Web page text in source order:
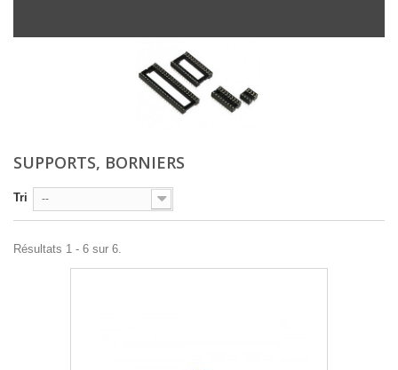
SUPPORTS, BORNIERS
Tri --
Résultats 1 - 6 sur 6.